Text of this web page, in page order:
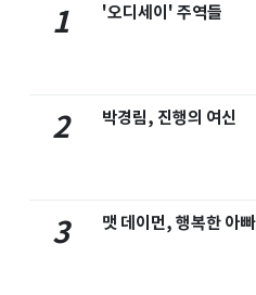
1 '오디세이' 주역들
2 박경림, 진행의 여신
3 맷 데이먼, 행복한 아빠